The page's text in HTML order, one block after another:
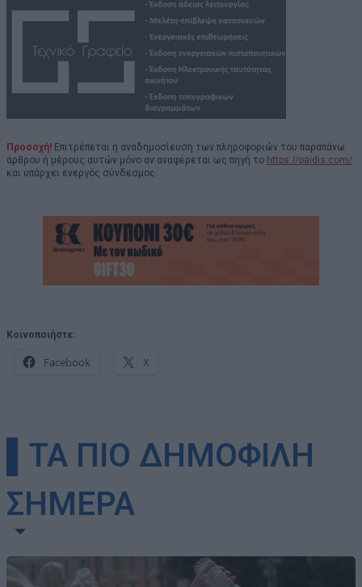
Προσοχή! Επιτρέπεται η αναδημοσίευση των πληροφοριών του παραπάνω
άρθρου ή μέρους αυτών μόνο αν αναφέρεται ως πηγή το https://paidis.com/
και υπάρχει ενεργός σύνδεσμος.
Κοινοποιήστε:
Facebook X
▌ΤΑ ΠΙΟ ΔΗΜΟΦΙΛΗ
ΣΗΜΕΡΑ